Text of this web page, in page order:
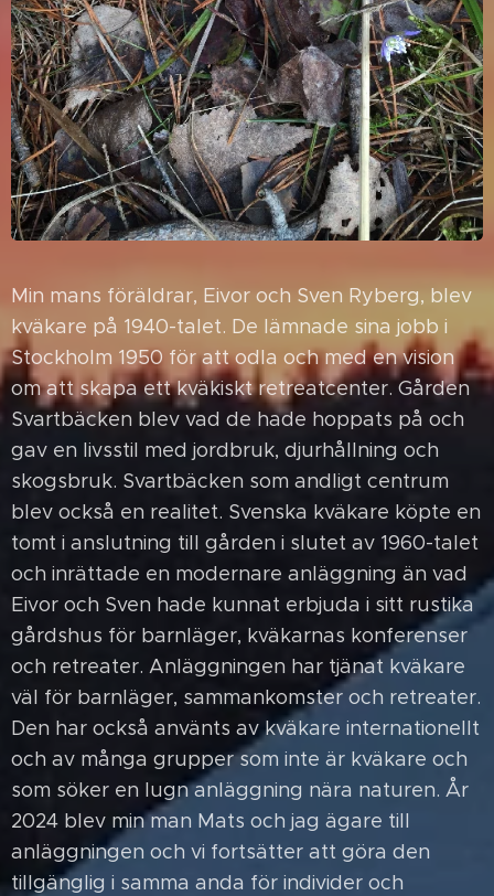
Min mans föräldrar, Eivor och Sven Ryberg, blev
kväkare på 1940-talet. De lämnade sina jobb i
Stockholm 1950 för att odla och med en vision
om att skapa ett kväkiskt retreatcenter. Gården
Svartbäcken blev vad de hade hoppats på och
gav en livsstil med jordbruk, djurhållning och
skogsbruk. Svartbäcken som andligt centrum
blev också en realitet. Svenska kväkare köpte en
tomt i anslutning till gården i slutet av 1960-talet
och inrättade en modernare anläggning än vad
Eivor och Sven hade kunnat erbjuda i sitt rustika
gårdshus för barnläger, kväkarnas konferenser
och retreater. Anläggningen har tjänat kväkare
väl för barnläger, sammankomster och retreater.
Den har också använts av kväkare internationellt
och av många grupper som inte är kväkare och
som söker en lugn anläggning nära naturen. År
2024 blev min man Mats och jag ägare till
anläggningen och vi fortsätter att göra den
tillgänglig i samma anda för individer och